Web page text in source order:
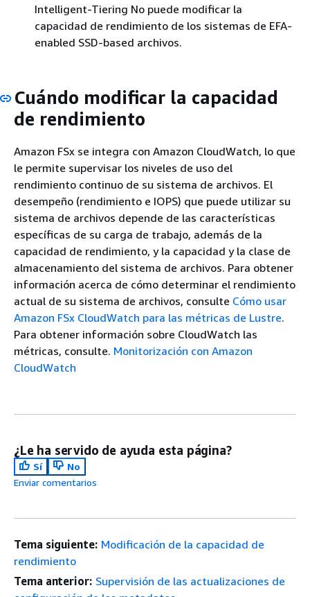
Intelligent-Tiering No puede modificar la
capacidad de rendimiento de los sistemas de EFA-
enabled SSD-based archivos.
Cuándo modificar la capacidad
de rendimiento
Amazon FSx se integra con Amazon CloudWatch, lo que
le permite supervisar los niveles de uso del
rendimiento continuo de su sistema de archivos. El
desempeño (rendimiento e IOPS) que puede utilizar su
sistema de archivos depende de las características
específicas de su carga de trabajo, además de la
capacidad de rendimiento, y la capacidad y la clase de
almacenamiento del sistema de archivos. Para obtener
información acerca de cómo determinar el rendimiento
actual de su sistema de archivos, consulte Cómo usar
Amazon FSx CloudWatch para las métricas de Lustre.
Para obtener información sobre CloudWatch las
métricas, consulte. Monitorización con Amazon
CloudWatch
¿Le ha servido de ayuda esta página?
Sí
No
Enviar comentarios
Tema siguiente: Modificación de la capacidad de
rendimiento
Tema anterior: Supervisión de las actualizaciones de